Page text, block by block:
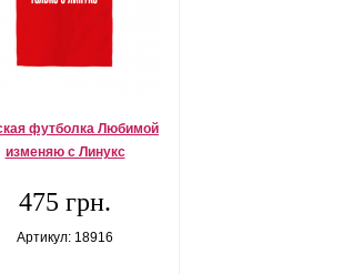
футболка Любимой
изменяю с Линукс
475 грн.
Артикул: 18916